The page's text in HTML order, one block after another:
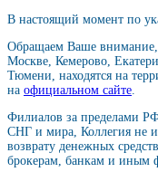
В настоящий момент по
Обращаем Ваше
Москве, Кемерово,
Тюмени, находятся на
на официальном сайте
Филиалов за пределами
СНГ и мира, Коллегия не
возврату денежных
брокерам, банкам и иным